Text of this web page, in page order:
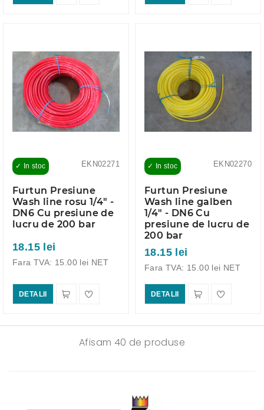
EKN02271
✓ In stoc
Furtun Presiune
Wash line rosu 1/4" -
DN6 Cu presiune de
lucru de 200 bar
18.15 lei
Fara TVA: 15.00 lei NET
DETALII
EKN02270
✓ In stoc
Furtun Presiune
Wash line galben
1/4" - DN6 Cu
presiune de lucru de
200 bar
18.15 lei
Fara TVA: 15.00 lei NET
DETALII
Afisam 40 de produse